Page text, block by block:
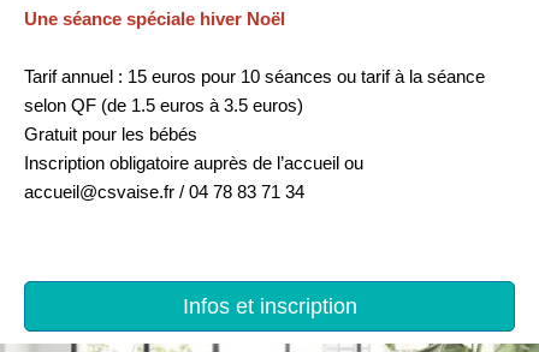
Une séance spéciale hiver Noël
Tarif annuel : 15 euros pour 10 séances ou tarif à la séance
selon QF (de 1.5 euros à 3.5 euros)
Gratuit pour les bébés
Inscription obligatoire auprès de l’accueil ou
accueil@csvaise.fr / 04 78 83 71 34
Infos et inscription